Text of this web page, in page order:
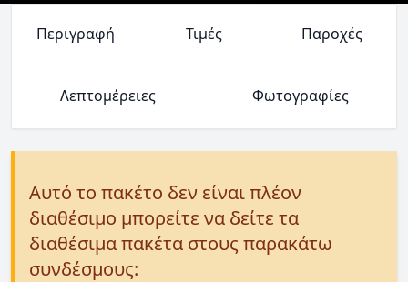
Περιγραφή Τιμές Παροχές
Λεπτομέρειες Φωτογραφίες
Αυτό το πακέτο δεν είναι πλέον
διαθέσιμο μπορείτε να δείτε τα
διαθέσιμα πακέτα στους παρακάτω
συνδέσμους: